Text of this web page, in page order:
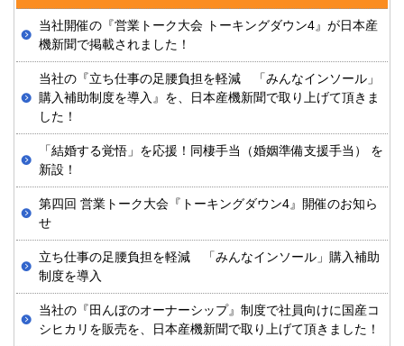
当社開催の『営業トーク大会 トーキングダウン4』が日本産
機新聞で掲載されました！
当社の『立ち仕事の足腰負担を軽減 「みんなインソール」
購入補助制度を導入』を、日本産機新聞で取り上げて頂きま
した！
「結婚する覚悟」を応援！同棲手当（婚姻準備支援手当） を
新設！
第四回 営業トーク大会『トーキングダウン4』開催のお知ら
せ
立ち仕事の足腰負担を軽減 「みんなインソール」購入補助
制度を導入
当社の『田んぼのオーナーシップ』制度で社員向けに国産コ
シヒカリを販売を、日本産機新聞で取り上げて頂きました！